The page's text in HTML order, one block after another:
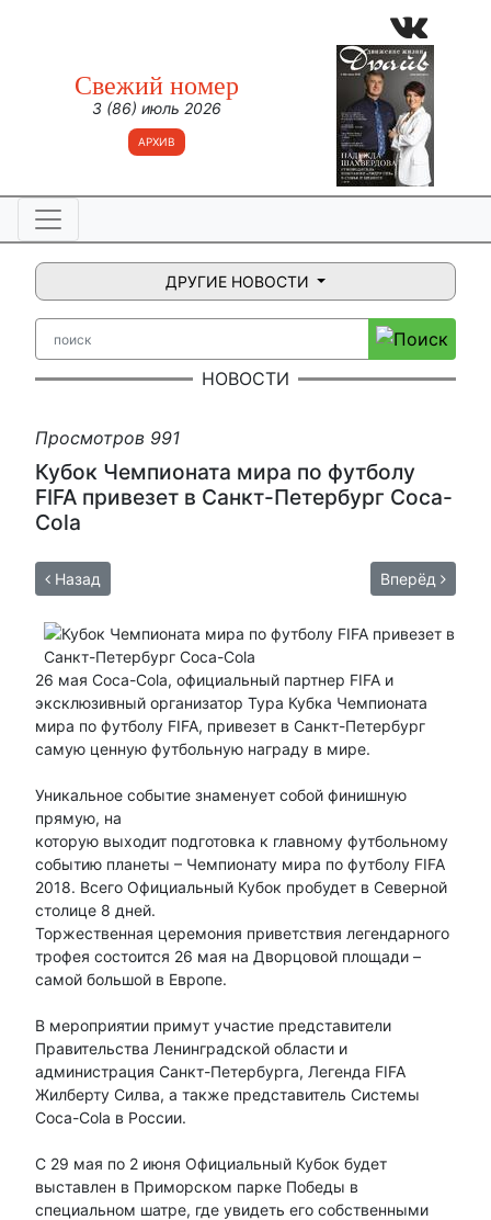
Свежий номер
3 (86) июль 2026
АРХИВ
ДРУГИЕ НОВОСТИ
НОВОСТИ
Просмотров 991
Кубок Чемпионата мира по футболу
FIFA привезет в Санкт-Петербург Coca-
Cola
Назад Вперёд
26 мая Coca-Cola, официальный партнер FIFA и
эксклюзивный организатор Тура Кубка Чемпионата
мира по футболу FIFA, привезет в Санкт-Петербург
самую ценную футбольную награду в мире.
Уникальное событие знаменует собой финишную
прямую, на
которую выходит подготовка к главному футбольному
событию планеты – Чемпионату мира по футболу FIFA
2018. Всего Официальный Кубок пробудет в Северной
столице 8 дней.
Торжественная церемония приветствия легендарного
трофея состоится 26 мая на Дворцовой площади –
самой большой в Европе.
В мероприятии примут участие представители
Правительства Ленинградской области и
администрация Санкт-Петербурга, Легенда FIFA
Жилберту Силва, а также представитель Системы
Coca-Cola в России.
С 29 мая по 2 июня Официальный Кубок будет
выставлен в Приморском парке Победы в
специальном шатре, где увидеть его собственными